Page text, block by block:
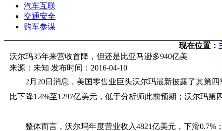
汽车互联
交通安全
购车参谋
现在位置：
沃尔玛35年来营收首降，但还是比亚马逊多940亿美
来源：未知 发布时间：2016-04-10
2月20日消息，美国零售业巨头沃尔玛最新披露了其第
比下降1.4%至1297亿美元，低于分析师此前预期；沃尔玛第
整体而言，沃尔玛年度营业收入4821亿美元，下滑0.7%